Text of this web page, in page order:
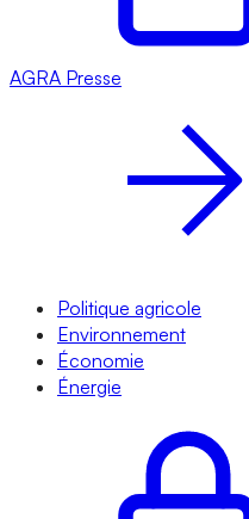
AGRA Presse
Politique agricole
Environnement
Économie
Énergie